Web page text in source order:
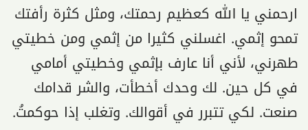
ارحمني يا الله كعظيم رحمتك، ومثل كثرة رأفتك
تمحو إثمي. اغسلني كثيرا من إثمي ومن خطيتي
طهرني، لأني أنا عارف بإثمي وخطيتي أمامي
في كل حين. لك وحدك أخطأت، والشر قدامك
صنعت. لكي تتبرر في أقوالك. وتغلب إذا حوكمتُ.